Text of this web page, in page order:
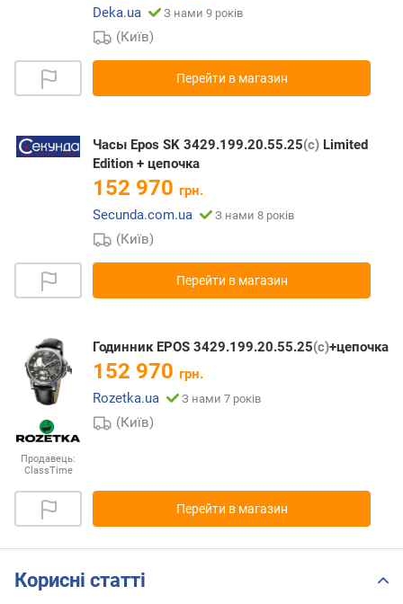
Deka.ua
З нами 9 років
(Київ)
Перейти в магазин
Часы Epos SK 3429.199.20.55.25(с) Limited
Edition + цепочка
152 970 грн.
Secunda.com.ua
З нами 8 років
(Київ)
Перейти в магазин
Продавець:
ClassTime
Годинник EPOS 3429.199.20.55.25(с)+цепочка
152 970 грн.
Rozetka.ua
З нами 7 років
(Київ)
Перейти в магазин
Корисні статті